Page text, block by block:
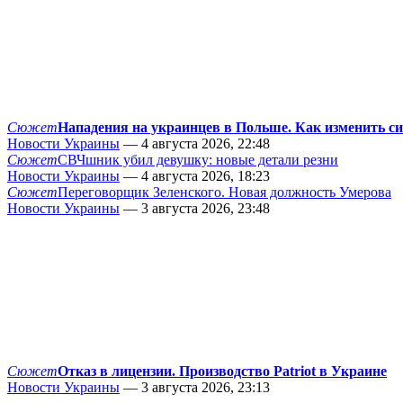
СюжетНападения на украинцев в Польше. Как изменить
Новости Украины — 4 августа 2026, 22:48
СюжетСВЧшник убил девушку: новые детали резни
Новости Украины — 4 августа 2026, 18:23
СюжетПереговорщик Зеленского. Новая должность Умерова
Новости Украины — 3 августа 2026, 23:48
СюжетОтказ в лицензии. Производство Patriot в Украине
Новости Украины — 3 августа 2026, 23:13